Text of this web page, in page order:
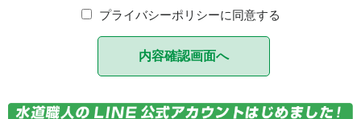
的責務であると考え、個人情報に関する法令及び社内規
程等を遵守し、当社で取扱う個人情報の取得、利用、管
本プライバシーポリシーは、当社が行う各種サービスに
プライバシーポリシーに同意する